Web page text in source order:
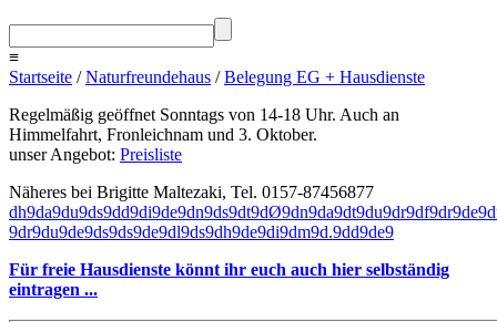
≡
Startseite /Naturfreundehaus /Belegung EG + Hausdienste
Regelmäßig geöffnet Sonntags von 14-18 Uhr. Auch an
Himmelfahrt, Fronleichnam und 3. Oktober.
unser Angebot: Preisliste
Näheres bei Brigitte Maltezaki, Tel. 0157-87456877
dh9da9du9ds9dd9di9de9dn9ds9dt9dØ9dn9da9dt9du9dr9df9dr9de9d
9dr9du9de9ds9ds9de9dl9ds9dh9de9di9dm9d.9dd9de9
Für freie Hausdienste könnt ihr euch auch hier selbständig
eintragen ...